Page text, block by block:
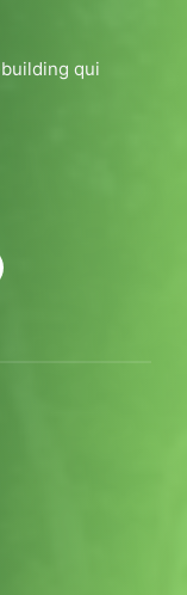
qui